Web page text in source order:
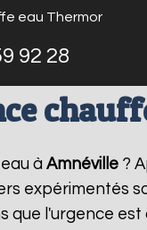
eau Thermor
92 28
à Amnéville?
expérimentés
que l'urgence